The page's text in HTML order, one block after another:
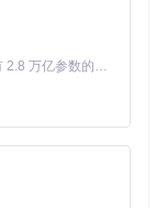
的原始音频数据
现自动轨道分割
度并降低背景噪
存储
Kimi K3 是Kimi能力最强的模型：这是一个拥有 2.8 万亿参数的混合专家（MoE）模型，具备原生视觉理解能力，并支持 100 万 token 的上下文窗口。